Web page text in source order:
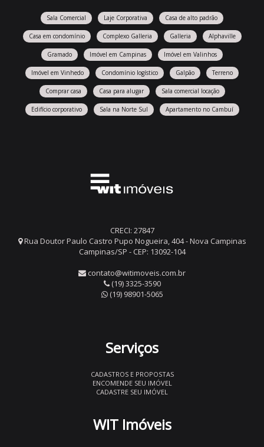
Sala Comercial Laje Corporativa Casa de alto padrão
Casa em condomínio Complexo Galleria Galleria Alphaville
Gramado Imóvel em Campinas Imóvel em Valinhos
Imóvel em Vinhedo Condomínio logístico Galpão Terreno
Comprar casa Casa para alugar Sala comercial locação
Edifício corporativo Sala na Norte Sul Apartamento no Cambuí
CRECI: 27847
Rua Doutor Paulo Castro Pupo Nogueira, 404 - Nova Campinas
Campinas/SP - CEP: 13092-104
contato@witimoveis.com.br
(19) 3325-3590
(19) 98901-5065
Serviços
CADASTROS E PROPOSTAS
ENCOMENDE SEU IMÓVEL
CADASTRE SEU IMÓVEL
WIT Imóveis